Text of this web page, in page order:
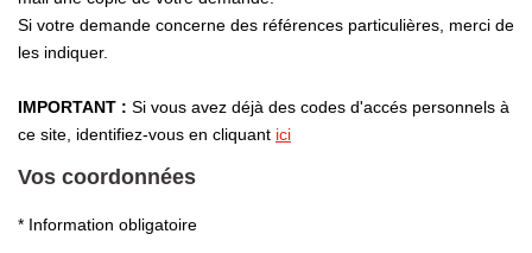
Nous Rejoindre
Si votre demande concerne des références particulières, merci de
les indiquer.
IMPORTANT : Si vous avez déjà des codes d'accés personnels à
ce site, identifiez-vous en cliquant ici
Vos coordonnées
* Information obligatoire